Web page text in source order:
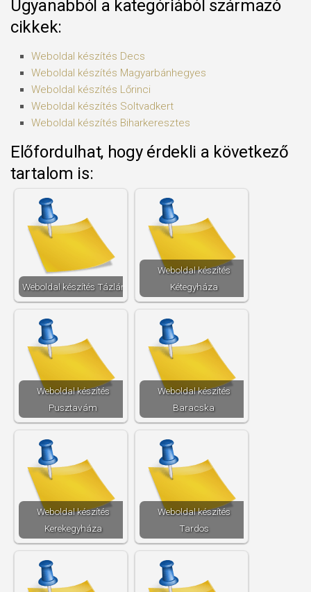
Ugyanabból a kategóriából származó
cikkek:
Weboldal készítés​ Decs
Weboldal készítés​ Magyarbánhegyes
Weboldal készítés​ Lőrinci
Weboldal készítés​ Soltvadkert
Weboldal készítés​ Biharkeresztes
Előfordulhat, hogy érdekli a következő
tartalom is:
Weboldal készítés​ Tázlár
Weboldal készítés​
Kétegyháza
Weboldal készítés​
Pusztavám
Weboldal készítés​
Baracska
Weboldal készítés​
Kerekegyháza
Weboldal készítés​
Tardos